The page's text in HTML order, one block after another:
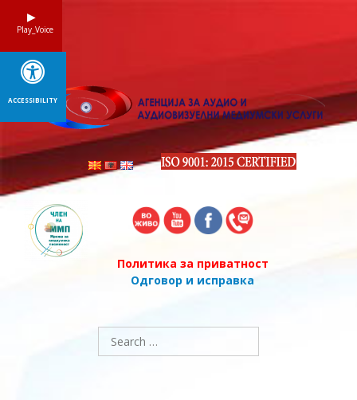
Политика за приватност
Одговор и исправка
Search
for:
Play_Voice
ACCESSIBILITY